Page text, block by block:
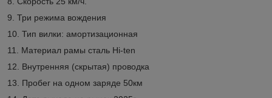
9. Три режима вождения
10. Тип вилки: амортизационная
11. Материал рамы сталь Hi-ten
12. Внутренняя (скрытая) проводка
13. Пробег на одном заряде 50км